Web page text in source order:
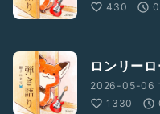
They say love is game
火が消える事は知ってる
君が裏切る事も期待してる
古くなっても君は
愛しく思うだろうか
430
ロンリー
2026-05-06
1330